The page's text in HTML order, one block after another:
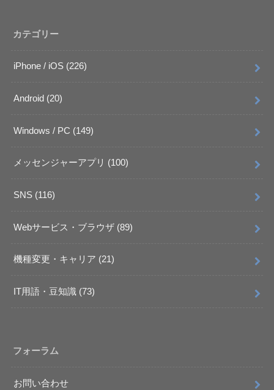
カテゴリー
iPhone / iOS (226)
Android (20)
Windows / PC (149)
メッセンジャーアプリ (100)
SNS (116)
Webサービス・ブラウザ (89)
機種変更・キャリア (21)
IT用語・豆知識 (73)
フォーラム
お問い合わせ